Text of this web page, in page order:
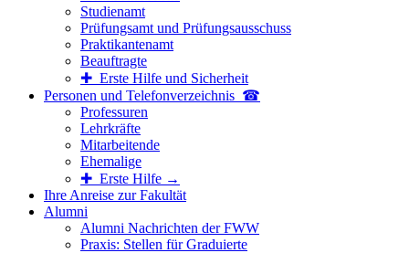
Studienamt
Prüfungsamt und Prüfungsausschuss
Praktikantenamt
Beauftragte
✚ Erste Hilfe und Sicherheit
Personen und Telefon­verzeichnis ☎
Professuren
Lehrkräfte
Mitarbeitende
Ehemalige
✚ Erste Hilfe →
Ihre Anreise zur Fakultät
Alumni
Alumni Nachrichten der FWW
Praxis: Stellen für Graduierte